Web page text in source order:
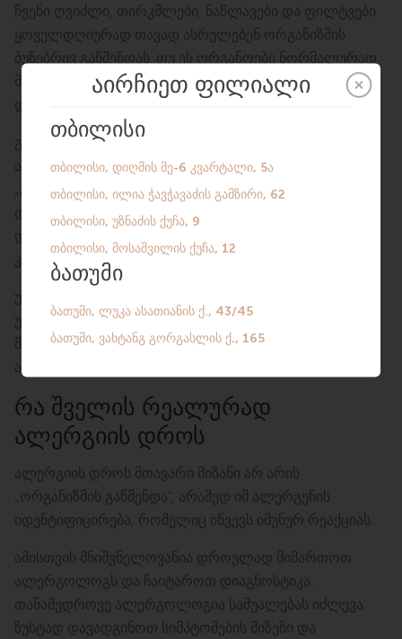
ჩვენი ღვიძლი, თირკმლები, ნაწლავები და ფილტვები
ყოველდღიურად თავად ასრულებენ ორგანიზმის
ბუნებრივ გაწმენდას. თუ ეს ორგანოები ნორმალურად
მუშაობს, დამატებითი წვეთოვანი ინფუზიები, ბად-ები
და „გაწმენდები” არ არის საჭირო.
გარდა ამისა, დეტოქს-პროგრამები არ მოქმედებს
ალერგიის განვითარების მექანიზმზე: ისინი არ
„გამოადევნიან ალერგენებს” და არ აღმოფხვრიან
დაავადების მიზეზს. შედეგად, ადამიანი კარგავს
დროსა და ფულს პროცედურებზე, ხოლო სიმპტომები
კვლავ ბრუნდება.
უფრო მეტიც, მკაცრმა დიეტებმა, დანამატების
უკონტროლო მიღებამ და საეჭვო „გაწმენდის”
მეთოდებმა შეიძლება გააუარესოს მდგომარეობა და
ახალი ალერგიული რეაქციები გამოიწვიოს.
ᲠᲐ ᲨᲕᲔᲚᲘᲡ ᲠᲔᲐᲚᲣᲠᲐᲓ
ᲐᲚᲔᲠᲒᲘᲘᲡ ᲓᲠᲝᲡ
ალერგიის დროს მთავარი მიზანი არ არის
„ორგანიზმის გაწმენდა”, არამედ იმ ალერგენის
იდენტიფიცირება, რომელიც იწვევს იმუნურ რეაქციას.
ამისთვის მნიშვნელოვანია დროულად მიმართოთ
ალერგოლოგს და ჩაიტაროთ დიაგნოსტიკა.
თანამედროვე ალერგოლოგია საშუალებას იძლევა
ზუსტად დავადგინოთ სიმპტომების მიზეზი და